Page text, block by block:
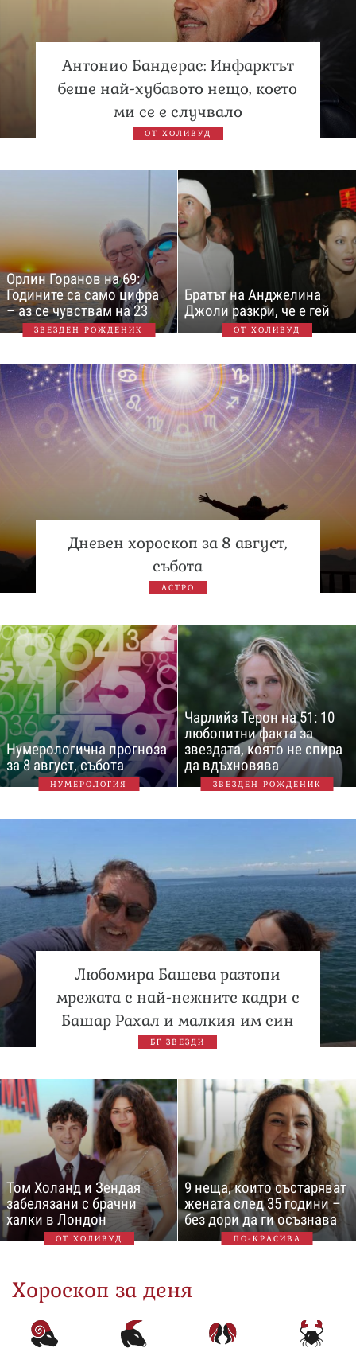
Антонио Бандерас: Инфарктът
беше най-хубавото нещо, което
ми се е случвало
ОТ ХОЛИВУД
Орлин Горанов на 69:
Годините са само цифра
– аз се чувствам на 23
ЗВЕЗДЕН РОЖДЕНИК
Братът на Анджелина
Джоли разкри, че е гей
ОТ ХОЛИВУД
Дневен хороскоп за 8 август,
събота
АСТРО
Нумерологична прогноза
за 8 август, събота
НУМЕРОЛОГИЯ
Чарлийз Терон на 51: 10
любопитни факта за
звездата, която не спира
да вдъхновява
ЗВЕЗДЕН РОЖДЕНИК
Любомира Башева разтопи
мрежата с най-нежните кадри с
Башар Рахал и малкия им син
БГ ЗВЕЗДИ
Том Холанд и Зендая
забелязани с брачни
халки в Лондон
ОТ ХОЛИВУД
9 неща, които състаряват
жената след 35 години –
без дори да ги осъзнава
ПО-КРАСИВА
Хороскоп за деня